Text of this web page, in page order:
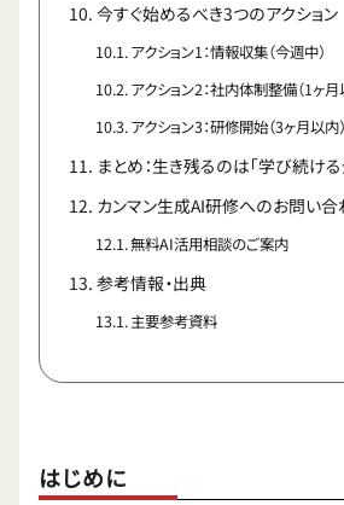
今すぐ始めるべき3つのアクション
アクション1：情報収集（今週中）
アクション2：社内体制整備（1ヶ月
アクション3：研修開始（3ヶ月以内）
まとめ：生き残るのは「学び続け
カンマン生成AI研修へのお問い合
無料AI活用相談のご案内
参考情報・出典
主要参考資料
はじめに